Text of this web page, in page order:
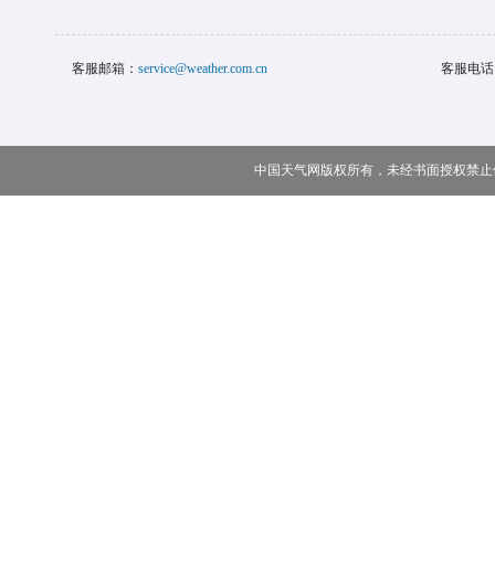
客服邮箱： service@weather.com.cn 客服电
中国天气网版权所有，未经书面授权